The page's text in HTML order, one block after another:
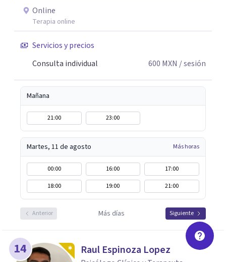
Introducción a la Lectura de Lacan: del sujeto al parletrè y
Principales aportaciones al psicoanálisis con niños y
adolescentes. Además de varios cursos y talleres, entre
ellos: Abordaje Psicológico del Duelo Infantil, El objeto
del fantasma y transferencia; Narcisismo, del mito a la
escucharte.
Online
Terapia online
Servicios y precios
Consulta individual
600 MXN / sesión
Mañana
21:00 23:00
Martes, 11 de agosto Más horas
00:00 16:00
17:00
18:00
19:00 21:00
Anterior Más días Siguiente
14 Raul Espinoza Lopez